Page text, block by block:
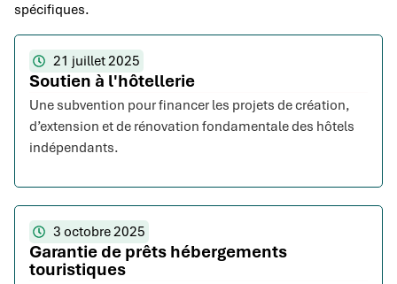
spécifiques.
21 juillet 2025
Soutien à l'hôtellerie
Une subvention pour financer les projets de création,
d’extension et de rénovation fondamentale des hôtels
indépendants.
3 octobre 2025
Garantie de prêts hébergements
touristiques